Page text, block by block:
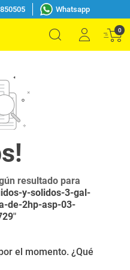
Whatsapp
0
resultado para
y-solidos-3-gal-
de-2hp-asp-03-
"
el momento. ¿Qué